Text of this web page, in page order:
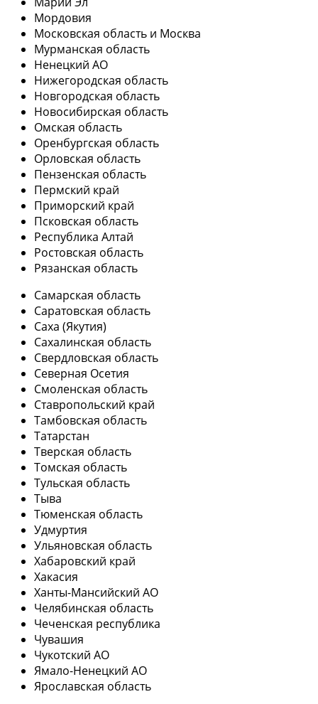
Мордовия
Московская область и Москва
Мурманская область
Ненецкий АО
Нижегородская область
Новгородская область
Новосибирская область
Омская область
Оренбургская область
Орловская область
Пензенская область
Пермский край
Приморский край
Псковская область
Республика Алтай
Ростовская область
Рязанская область
Самарская область
Саратовская область
Саха (Якутия)
Сахалинская область
Свердловская область
Северная Осетия
Смоленская область
Ставропольский край
Тамбовская область
Татарстан
Тверская область
Томская область
Тульская область
Тыва
Тюменская область
Удмуртия
Ульяновская область
Хабаровский край
Хакасия
Ханты-Мансийский АО
Челябинская область
Чеченская республика
Чувашия
Чукотский АО
Ямало-Ненецкий АО
Ярославская область